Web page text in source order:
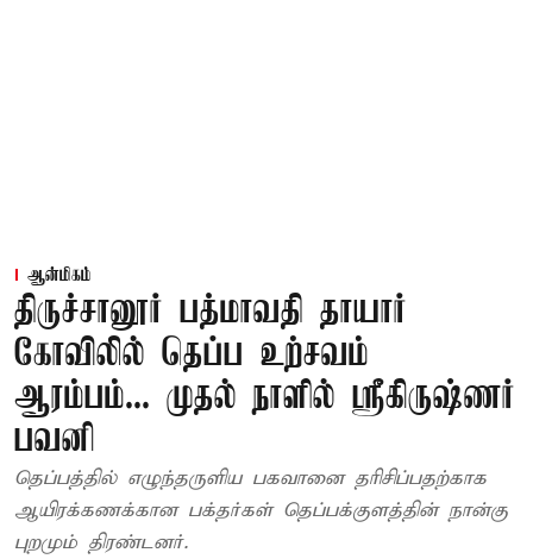
ஆன்மிகம்
திருச்சானூர் பத்மாவதி தாயார்
கோவிலில் தெப்ப உற்சவம்
ஆரம்பம்... முதல் நாளில் ஸ்ரீகிருஷ்ணர்
பவனி
தெப்பத்தில் எழுந்தருளிய பகவானை தரிசிப்பதற்காக
ஆயிரக்கணக்கான பக்தர்கள் தெப்பக்குளத்தின் நான்கு
புறமும் திரண்டனர்.